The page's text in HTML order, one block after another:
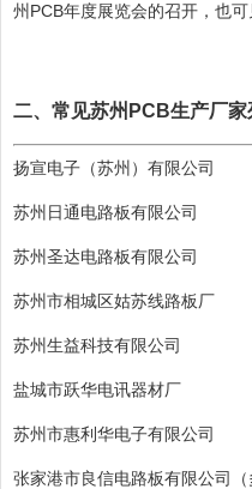
州PCB年度展览会的召开，也
二、常见苏州PCB生产厂家
扬宣电子（苏州）有限公司
苏州日通电路板有限公司
苏州圣达电路板有限公司
苏州市相城区姑苏线路板厂
苏州生益科技有限公司
盐城市跃华电讯器材厂
苏州市惠利华电子有限公司
张家港市良信电路板有限公司（